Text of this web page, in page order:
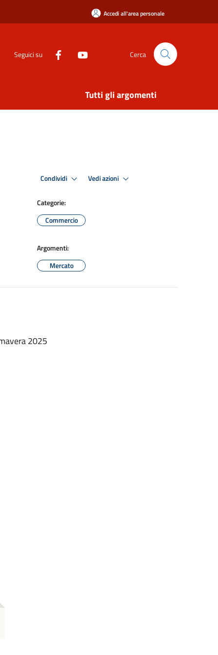
Accedi all'area personale
Seguici su Cerca
Tutti gli argomenti
Condividi Vedi azioni
Categorie:
Commercio
Argomenti:
Mercato
2025